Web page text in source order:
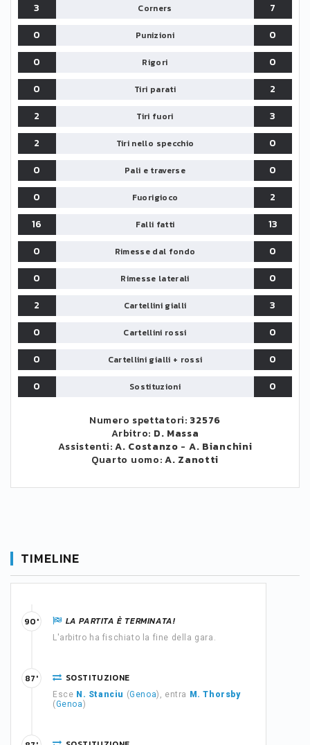
3 Corners
7
0
Punizioni
0
0
Rigori
0
0
Tiri parati
2
2
Tiri fuori
3
2
Tiri nello specchio
0
0
Pali e traverse
0
0
Fuorigioco
2
16
Falli fatti
13
0
Rimesse dal fondo
0
0
Rimesse laterali
0
2
Cartellini gialli
3
0
Cartellini rossi
0
0
Cartellini gialli + rossi
0
0
Sostituzioni 0
Numero spettatori: 32576
Arbitro: D. Massa
Assistenti:A. Costanzo - A. Bianchini
Quarto uomo:A. Zanotti
TIMELINE
LA PARTITA È TERMINATA!
L'arbitro ha fischiato la fine della gara.
90'
SOSTITUZIONE
Esce N. Stanciu (Genoa), entra
M. Thorsby
(Genoa)
87'